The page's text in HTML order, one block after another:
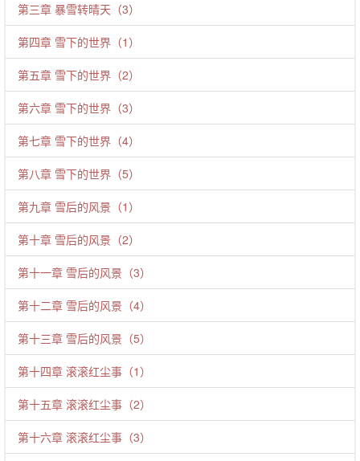
第三章 暴雪转晴天（3）
第四章 雪下的世界（1）
第五章 雪下的世界（2）
第六章 雪下的世界（3）
第七章 雪下的世界（4）
第八章 雪下的世界（5）
第九章 雪后的风景（1）
第十章 雪后的风景（2）
第十一章 雪后的风景（3）
第十二章 雪后的风景（4）
第十三章 雪后的风景（5）
第十四章 滚滚红尘事（1）
第十五章 滚滚红尘事（2）
第十六章 滚滚红尘事（3）